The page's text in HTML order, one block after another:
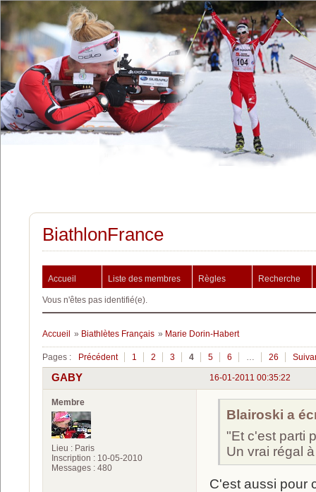
BiathlonFrance
Accueil Liste des membres Règles Recherche
Vous n'êtes pas identifié(e).
Accueil » Biathlètes Français » Marie Dorin-Habert
Pages : Précédent 1 2 3 4 5 6 … 26
16-01-2011 00:35:22
GABY
Membre
Lieu : Paris
Inscription : 10-05-2010
Messages : 480
Blairoski a
"Et c'est parti
Un vrai régal
C'est aussi pour